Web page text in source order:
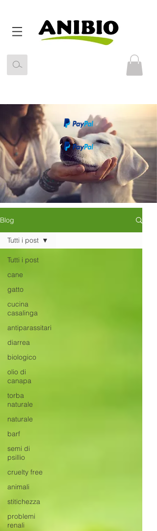
Blog
Tutti i post
cane
gatto
cucina
casalinga
antiparassitari
diarrea
biologico
olio di
canapa
torba
naturale
naturale
barf
semi di
psillio
cruelty free
animali
stitichezza
problemi
renali
Tutti i post